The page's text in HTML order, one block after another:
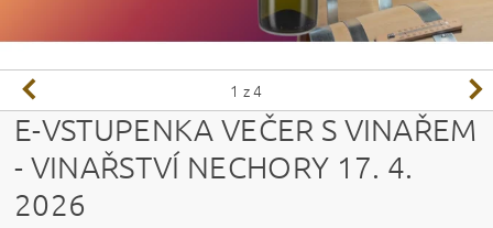
1 z 4
E-VSTUPENKA VEČER S VINAŘEM
- VINAŘSTVÍ NECHORY 17. 4.
2026